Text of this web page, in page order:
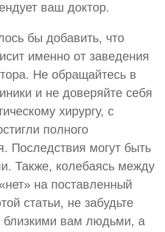
ваш доктор.
бы добавить, что
именно от заведения
Не обращайтесь в
и не доверяйте себя
хирургу, с
полного
Последствия могут быть
Также, колебаясь между
на поставленный
статьи, не забудьте
близкими вам людьми, а